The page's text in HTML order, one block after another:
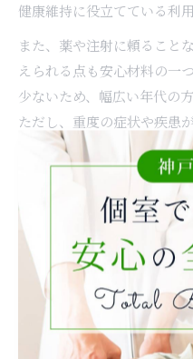
健康維持に役立てている利
また、薬や注射に頼ること
えられる点も安心材料の一
少ないため、幅広い年代の
ただし、重度の症状や疾患
連携も重要となるため、事
整体施術の具体的な流
整体の施術は、まず丁寧な
神戸市中央区や須磨区の多
慣、既往歴などを詳しくヒ
た上で最適な施術プランを